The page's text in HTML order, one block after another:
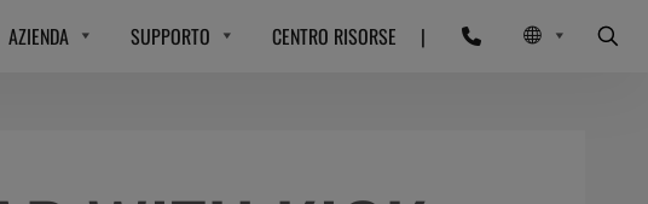
AZIENDA SUPPORTO CENTRO RISORSE |